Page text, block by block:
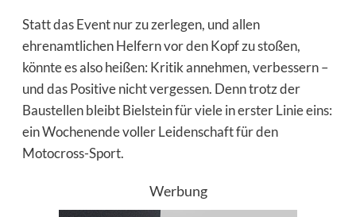
Statt das Event nur zu zerlegen, und allen
ehrenamtlichen Helfern vor den Kopf zu stoßen,
könnte es also heißen: Kritik annehmen, verbessern –
und das Positive nicht vergessen. Denn trotz der
Baustellen bleibt Bielstein für viele in erster Linie eins:
ein Wochenende voller Leidenschaft für den
Motocross-Sport.
Werbung